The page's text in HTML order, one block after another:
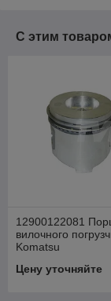
С этим
12900122081
вилочного
Komatsu
Цену уточняйте